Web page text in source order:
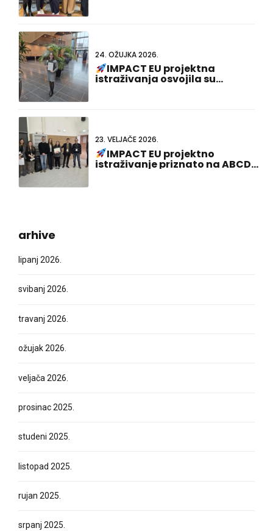
24. OŽUJKA 2026.
IMPACT EU projektna
istraživanja osvojila su
23. VELJAČE 2026.
IMPACT EU projektno
istraživanje priznato na ABCD-
arhive
lipanj 2026.
svibanj 2026.
travanj 2026.
ožujak 2026.
veljača 2026.
prosinac 2025.
studeni 2025.
listopad 2025.
rujan 2025.
srpanj 2025.